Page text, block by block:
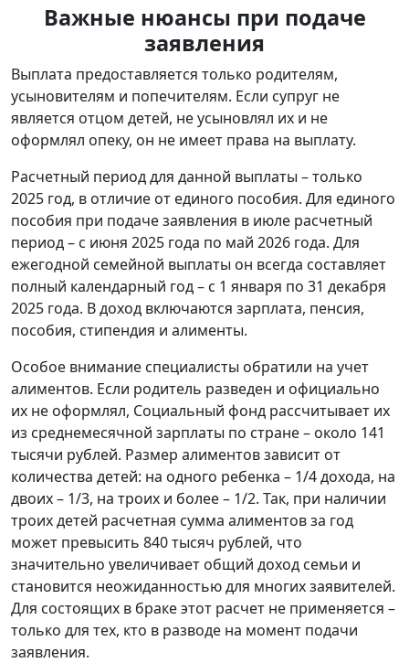
Важные нюансы при подаче
заявления
Выплата предоставляется только родителям,
усыновителям и попечителям. Если супруг не
является отцом детей, не усыновлял их и не
оформлял опеку, он не имеет права на выплату.
Расчетный период для данной выплаты – только
2025 год, в отличие от единого пособия. Для единого
пособия при подаче заявления в июле расчетный
период – с июня 2025 года по май 2026 года. Для
ежегодной семейной выплаты он всегда составляет
полный календарный год – с 1 января по 31 декабря
2025 года. В доход включаются зарплата, пенсия,
пособия, стипендия и алименты.
Особое внимание специалисты обратили на учет
алиментов. Если родитель разведен и официально
их не оформлял, Социальный фонд рассчитывает их
из среднемесячной зарплаты по стране – около 141
тысячи рублей. Размер алиментов зависит от
количества детей: на одного ребенка – 1/4 дохода, на
двоих – 1/3, на троих и более – 1/2. Так, при наличии
троих детей расчетная сумма алиментов за год
может превысить 840 тысяч рублей, что
значительно увеличивает общий доход семьи и
становится неожиданностью для многих заявителей.
Для состоящих в браке этот расчет не применяется –
только для тех, кто в разводе на момент подачи
заявления.